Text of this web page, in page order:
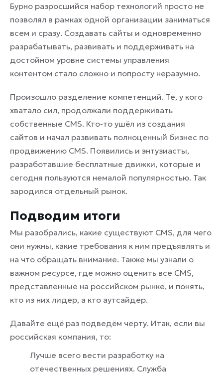
Бурно разросшийся набор технологий просто не
позволял в рамках одной организации заниматься
всем и сразу. Создавать сайты и одновременно
разрабатывать, развивать и поддерживать на
достойном уровне системы управления
контентом стало сложно и попросту неразумно.
Произошло разделение компетенций. Те, у кого
хватало сил, продолжали поддерживать
собственные CMS. Кто-то ушёл из создания
сайтов и начал развивать полноценный бизнес по
продвижению CMS. Появились и энтузиасты,
разработавшие бесплатные движки, которые и
сегодня пользуются немалой популярностью. Так
зародился отдельный рынок.
Подводим итоги
Мы разобрались, какие существуют CMS, для чего
они нужны, какие требования к ним предъявлять и
на что обращать внимание. Также мы узнали о
важном ресурсе, где можно оценить все CMS,
представленные на российском рынке, и понять,
кто из них лидер, а кто аутсайдер.
Давайте ещё раз подведём черту. Итак, если вы
российская компания, то:
Лучше всего вести разработку на
отечественных решениях. Служба